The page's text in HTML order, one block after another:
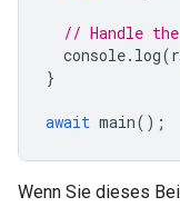
// Handle the
console. log(
}
await main();
Wenn Sie dieses